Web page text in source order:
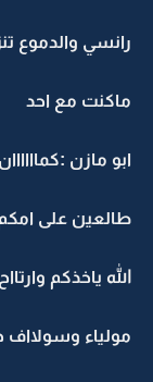
رانسي والدموع
ماكنت مع احد
ابو مازن
طالعين على
الله ياخذكم
مولياء